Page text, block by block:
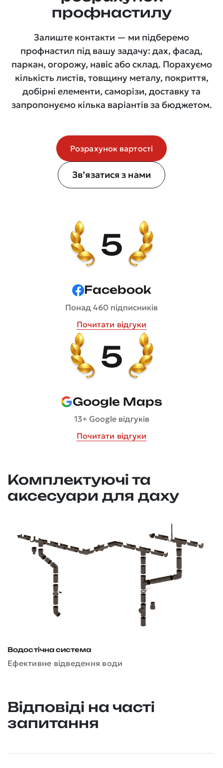
профнастилу
Залиште контакти — ми підберемо
профнастил під вашу задачу: дах, фасад,
паркан, огорожу, навіс або склад. Порахуємо
кількість листів, товщину металу, покриття,
добірні елементи, саморізи, доставку та
запропонуємо кілька варіантів за бюджетом.
Розрахунок вартості
Зв’язатися з нами
5
Facebook
Понад 460 підписників
Почитати відгуки
5
Google Maps
13+ Google відгуків
Почитати відгуки
Комплектуючі та
аксесуари для даху
Водостічна система
Ефективне відведення води
Відповіді на часті
запитання